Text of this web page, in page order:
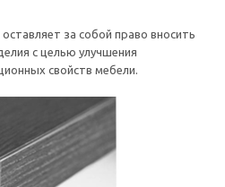
за собой право вносить
с целью улучшения
свойств мебели.